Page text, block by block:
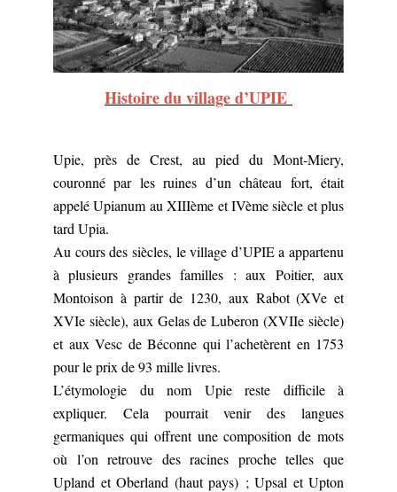
Histoire du village d’UPIE
Upie, près de Crest, au pied du Mont-Miery,
couronné par les ruines d’un château fort, était
appelé Upianum au XIIIème et IVème siècle et plus
tard Upia.
Au cours des siècles, le village d’UPIE a appartenu
à plusieurs grandes familles : aux Poitier, aux
Montoison à partir de 1230, aux Rabot (XVe et
XVIe siècle), aux Gelas de Luberon (XVIIe siècle)
et aux Vesc de Béconne qui l’achetèrent en 1753
pour le prix de 93 mille livres.
L’étymologie du nom Upie reste difficile à
expliquer. Cela pourrait venir des langues
germaniques qui offrent une composition de mots
où l’on retrouve des racines proche telles que
Upland et Oberland (haut pays) ; Upsal et Upton